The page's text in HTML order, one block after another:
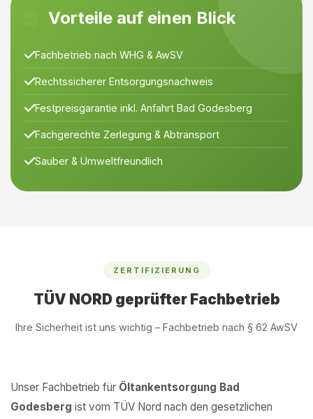
Vorteile auf einen Blick
Fachbetrieb nach WHG & AwSV
Rechtssicherer Entsorgungsnachweis
Festpreisgarantie inkl. Anfahrt Bad Godesberg
Fachgerechte Zerlegung & Abtransport
Sauber & Umweltfreundlich
ZERTIFIZIERUNG
TÜV NORD geprüfter Fachbetrieb
Ihre Sicherheit ist uns wichtig – Fachbetrieb nach § 62 AwSV
Unser Fachbetrieb für Öltankentsorgung Bad
Godesberg ist vom TÜV Nord nach den gesetzlichen